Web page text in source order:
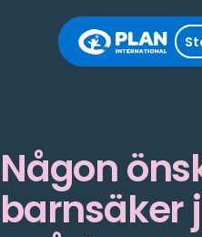
Någon
barnsäker